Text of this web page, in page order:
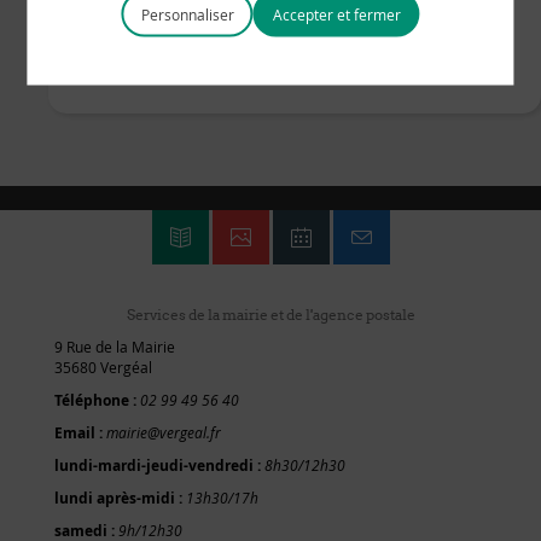
Services de la mairie et de l'agence postale
9 Rue de la Mairie
35680 Vergéal
Téléphone : 02 99 49 56 40
Email :mairie@vergeal.fr
lundi-mardi-jeudi-vendredi :8h30/12h30
lundi après-midi : 13h30/17h
samedi : 9h/12h30
Personnaliser